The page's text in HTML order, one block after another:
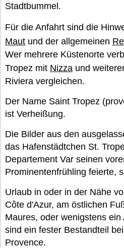
Stadtbummel.
Für die Anfahrt sind die
Maut und der allgemeinen
Wer mehrere Küstenorte
Tropez mit Nizza und
Riviera vergleichen.
Der Name Saint Tropez
ist Verheißung.
Die Bilder aus den
das Hafenstädtchen St.
Departement Var seinen
Prominentenfrühling feierte,
Urlaub in oder in der Nähe
Côte d'Azur, am östlichen
Maures, oder wenigstens
sind ein fester Bestandteil
Provence.